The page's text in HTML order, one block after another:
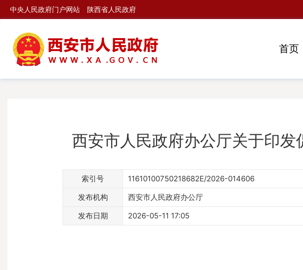
中央人民政府门户网站 陕西省人民政府
首页
西安市人民政府办公厅关于印
索引号 11610100750218682E/2026-014606
发布机构
西安市人民政府办公厅
发布日期
2026-05-11 17:05